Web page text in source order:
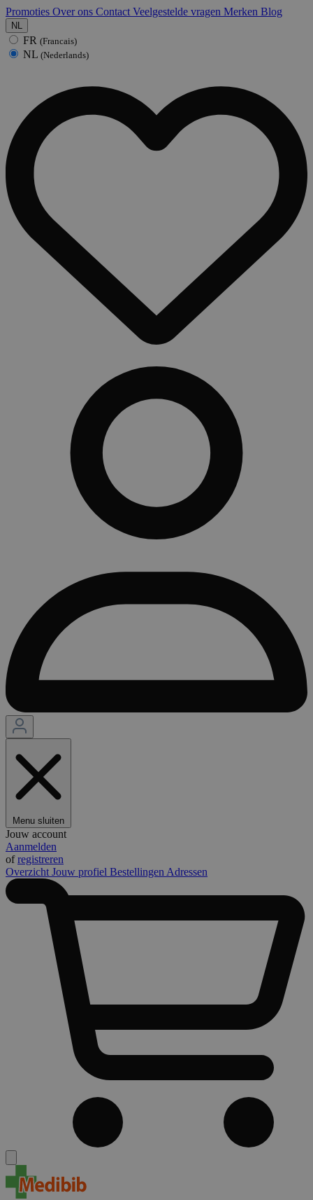
Promoties Over ons Contact Veelgestelde vragen Merken Blog
NL
FR (Francais)
NL (Nederlands)
Menu sluiten
Jouw account
Aanmelden
ofregistreren
Overzicht Jouw profiel Bestellingen Adressen